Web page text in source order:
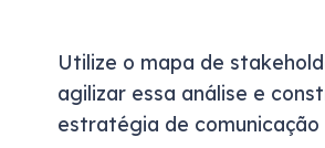
Utilize o mapa de
agilizar essa análise e
estratégia de comunicação